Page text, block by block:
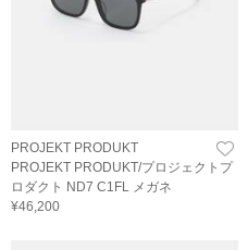
PROJEKT PRODUKT
PROJEKT PRODUKT/プロジェクトプ
ロダクト ND7 C1FL メガネ
¥46,200